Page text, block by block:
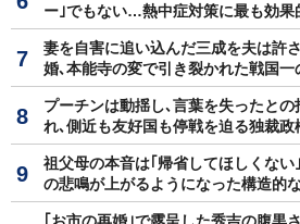
ー｣でもない…熱中症対策に最も効果
妻を自害に追い込んだ三成を夫は許
婚､本能寺の変で引き裂かれた戦国一
プーチンは動揺し､言葉を失ったと
れ､側近も友好国も停戦を迫る独裁政
祖父母の本音は｢帰省してほしくな
の悲鳴が上がるようになった構造的
｢お市の再婚｣で露呈した秀吉の腹黒